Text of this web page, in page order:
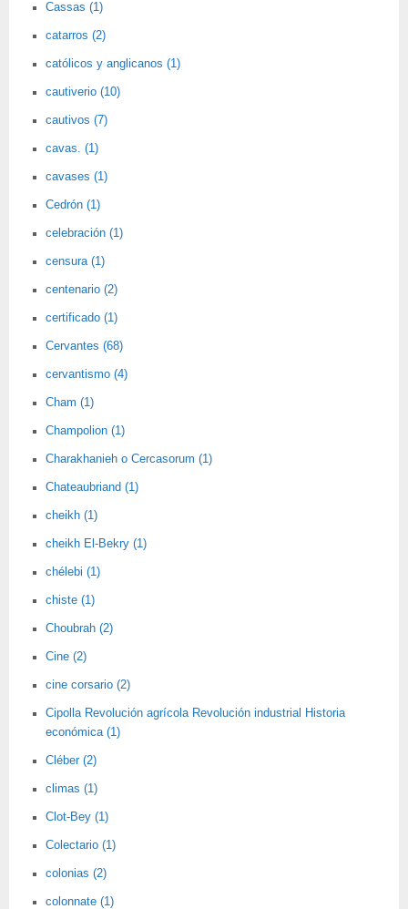
Cassas (1)
catarros (2)
católicos y anglicanos (1)
cautiverio (10)
cautivos (7)
cavas. (1)
cavases (1)
Cedrón (1)
celebración (1)
censura (1)
centenario (2)
certificado (1)
Cervantes (68)
cervantismo (4)
Cham (1)
Champolion (1)
Charakhanieh o Cercasorum (1)
Chateaubriand (1)
cheikh (1)
cheikh El-Bekry (1)
chélebi (1)
chiste (1)
Choubrah (2)
Cine (2)
cine corsario (2)
Cipolla Revolución agrícola Revolución industrial Historia
económica (1)
Cléber (2)
climas (1)
Clot-Bey (1)
Colectario (1)
colonias (2)
colonnate (1)